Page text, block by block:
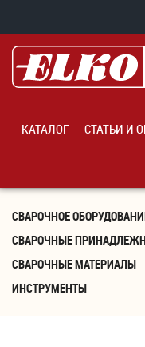
KАТАЛОГ СТАТЬИ И
СВАРОЧНОЕ
СВАРОЧНЫЕ
СВАРОЧНЫЕ МАТЕРИАЛЫ
ИНСТРУМЕНТЫ